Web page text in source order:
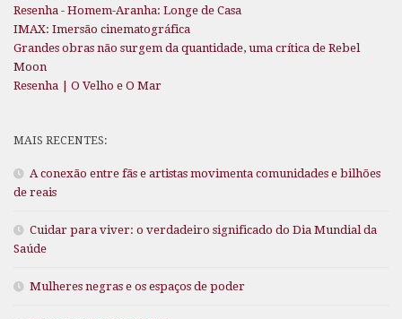
Resenha - Homem-Aranha: Longe de Casa
IMAX: Imersão cinematográfica
Grandes obras não surgem da quantidade, uma crítica de Rebel
Moon
Resenha | O Velho e O Mar
MAIS RECENTES:
A conexão entre fãs e artistas movimenta comunidades e bilhões
de reais
Cuidar para viver: o verdadeiro significado do Dia Mundial da
Saúde
Mulheres negras e os espaços de poder